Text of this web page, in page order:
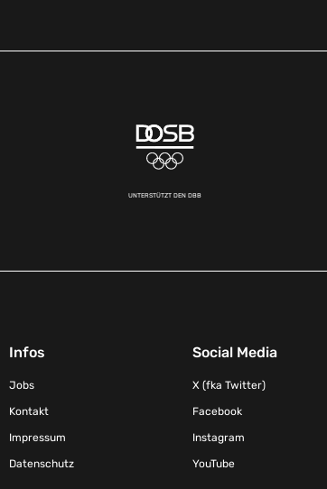
UNTERSTÜTZT DEN DBB
Infos
Jobs
Kontakt
Impressum
Datenschutz
Social Media
X (fka Twitter)
Facebook
Instagram
YouTube